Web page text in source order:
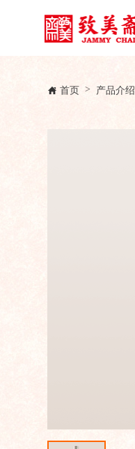
 首页 > 产品介绍